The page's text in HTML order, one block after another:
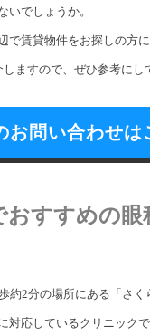
いでしょうか。
で賃貸物件をお探しの方
ますので、ぜひ参考にし
お問い合わせは
おすすめの
約2分の場所にある「さ
対応しているクリニックで